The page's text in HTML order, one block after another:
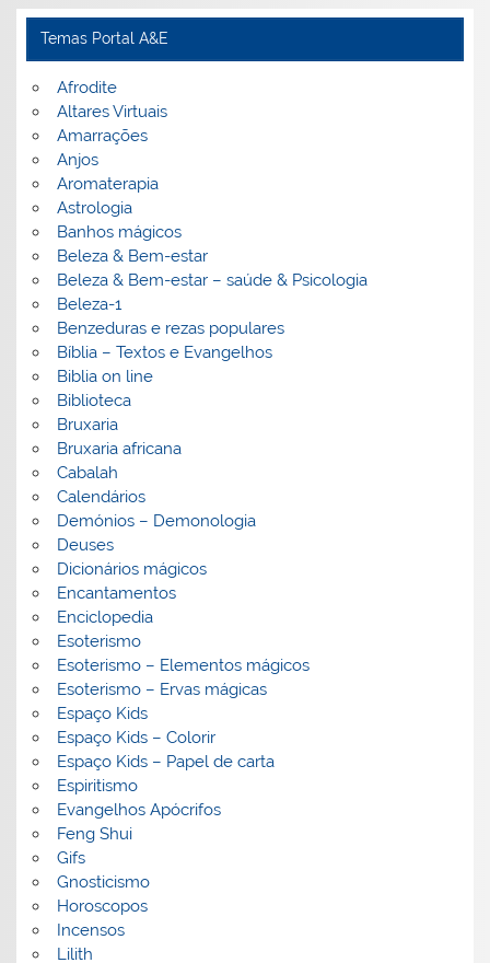
Temas Portal A&E
Afrodite
Altares Virtuais
Amarrações
Anjos
Aromaterapia
Astrologia
Banhos mágicos
Beleza & Bem-estar
Beleza & Bem-estar – saúde & Psicologia
Beleza-1
Benzeduras e rezas populares
Bíblia – Textos e Evangelhos
Biblia on line
Biblioteca
Bruxaria
Bruxaria africana
Cabalah
Calendários
Demónios – Demonologia
Deuses
Dicionários mágicos
Encantamentos
Enciclopedia
Esoterismo
Esoterismo – Elementos mágicos
Esoterismo – Ervas mágicas
Espaço Kids
Espaço Kids – Colorir
Espaço Kids – Papel de carta
Espiritismo
Evangelhos Apócrifos
Feng Shui
Gifs
Gnosticismo
Horoscopos
Incensos
Lilith